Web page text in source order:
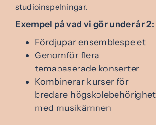
studioinspelningar.
Exempel på vad vi gör under år 2:
Fördjupar ensemblespelet
Genomför flera
temabaserade konserter
Kombinerar kurser för
bredare högskolebehörighet
med musikämnen